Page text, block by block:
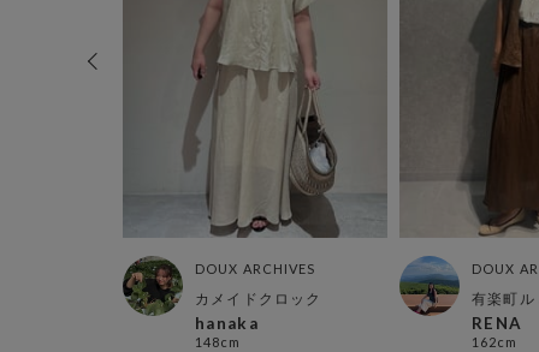
DOUX ARCHIVES
カメイドクロック
hanaka
148cm
DOUX
有楽町ル
RENA
162cm